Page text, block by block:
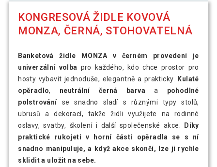
KONGRESOVÁ ŽIDLE KOVOVÁ
MONZA, ČERNÁ, STOHOVATELNÁ
Banketová židle MONZA v černém provedení je
univerzální volba pro každého, kdo chce prostor pro
hosty vybavit jednoduše, elegantně a prakticky. Kulaté
opěradlo, neutrální černá barva a pohodlné
polstrováníse snadno sladí s různými typy stolů,
ubrusů a dekorací, takže židli využijete na rodinné
oslavy, svatby, školení i další společenské akce.
Díky
praktické rukojeti v horní části opěradla se s ní
snadno manipuluje, a když akce skončí, lze ji rychle
sklidit a uložit na sebe.